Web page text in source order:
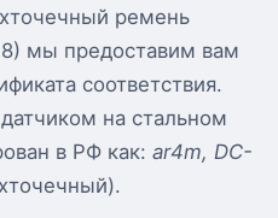
ремень
мы предоставим вам
соответствия.
на стальном
в РФ как: ar4m, DC-